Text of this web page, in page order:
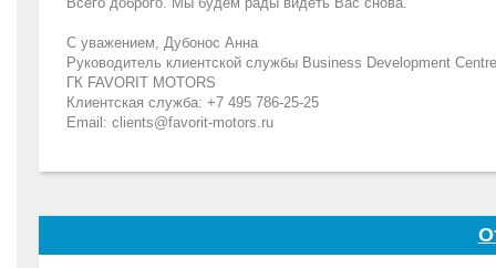
С уважением, Дубонос Анна
Руководитель клиентской службы Business Development Centre
ГК FAVORIT MOTORS
Клиентская служба: +7 495 786-25-25
Email: clients@favorit-motors.ru